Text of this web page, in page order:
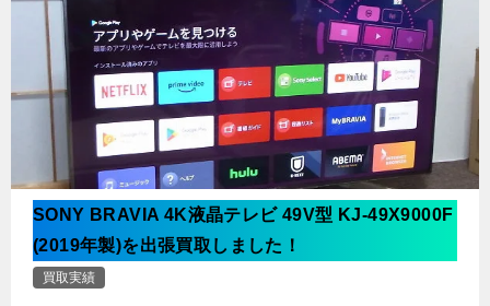
SONY BRAVIA 4K液晶テレビ 49V型 KJ-49X9000F
(2019年製)を出張買取しました！
買取実績